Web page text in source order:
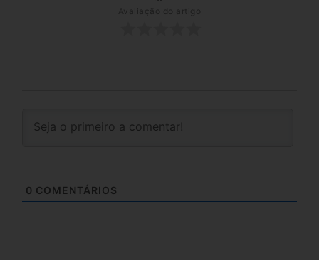
Avaliação do artigo
0 COMENTÁRIOS